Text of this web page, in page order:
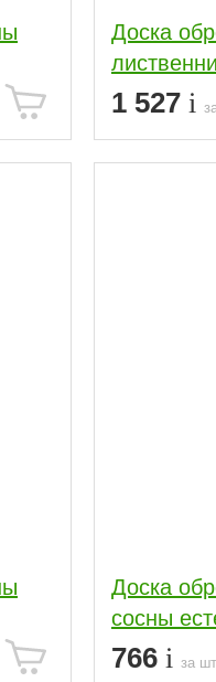
Доска
1 527
Доска
сосны
766 за